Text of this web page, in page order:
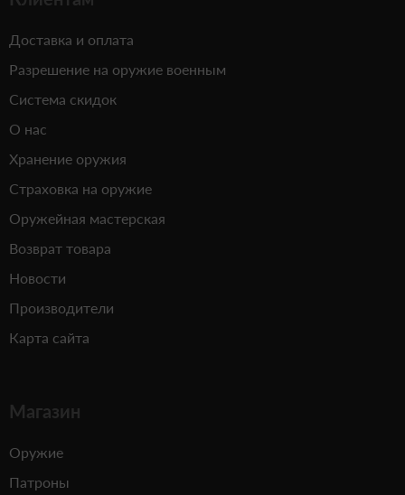
Доставка и оплата
Разрешение на оружие военным
Система скидок
О нас
Хранение оружия
Страховка на оружие
Оружейная мастерская
Возврат товара
Новости
Производители
Карта сайта
Магазин
Оружие
Патроны